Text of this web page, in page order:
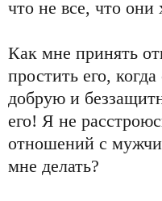
что не все, что они
Как мне принять
простить его,
добрую и
его! Я не
отношений с
мне делать?